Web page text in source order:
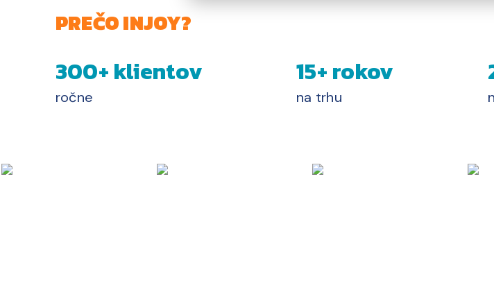
PREČO INJOY?
300+ klientov
ročne
15+ rokov
na trhu